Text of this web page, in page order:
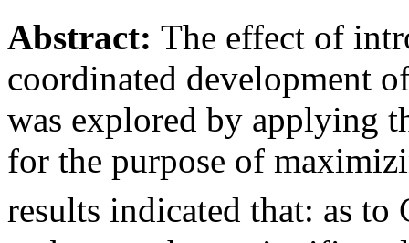
Abstract: The effect of
coordinated development
was explored by applying
for the purpose of
results indicated that: as